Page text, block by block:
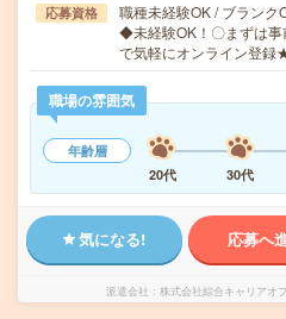
応募資格
職種未経験OK / ブランク
◆未経験OK！〇まずは事
で気軽にオンライン登
職場の雰囲気
年齢層
20代
30代
気になる! 応募へ
派遣会社 株式会社綜合キャリアオ